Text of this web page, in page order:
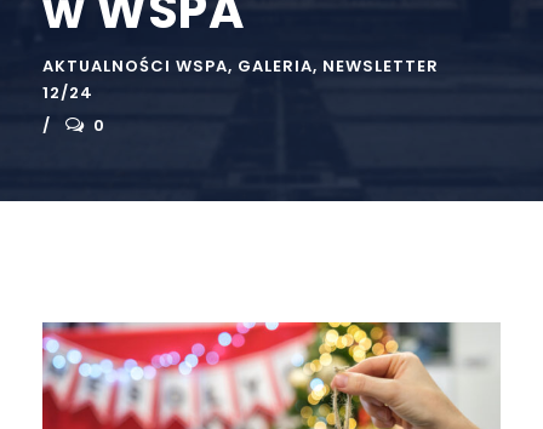
AKTUALNOŚCI WSPA, GALERIA, NEWSLETTER
12/24
0